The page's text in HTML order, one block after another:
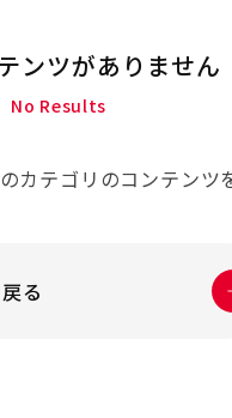
ンツがありません
No Results
カテゴリのコンテンツ
る